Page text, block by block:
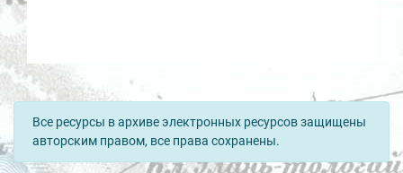
Все ресурсы в архиве электронных ресурсов защищены
авторским правом, все права сохранены.